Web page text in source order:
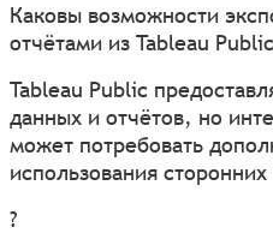
Каковы возможности
отчётами из Tableau
Tableau Public
данных и отчётов, но
может потребовать
использования
?